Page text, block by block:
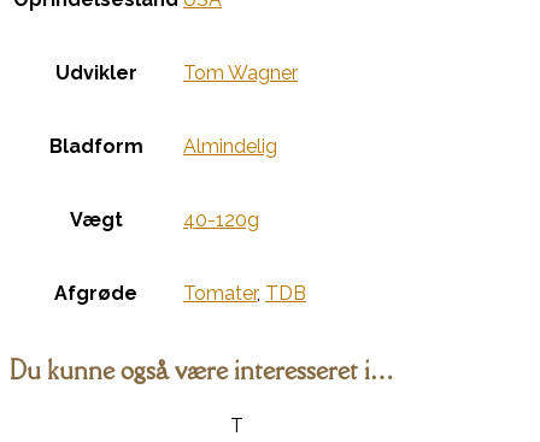
Udvikler Tom Wagner
Bladform Almindelig
Vægt 40-120g
Afgrøde Tomater, TDB
Du kunne også være interesseret i…
T